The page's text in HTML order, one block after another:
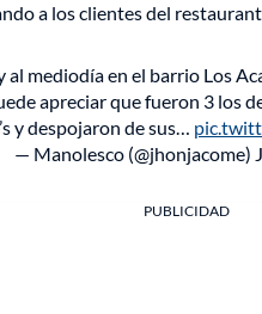
a los clientes del
mediodía en el barrio Los
apreciar que fueron 3
y despojaron de sus…
— Manolesco (@jhonjacome)
PUBLICIDAD